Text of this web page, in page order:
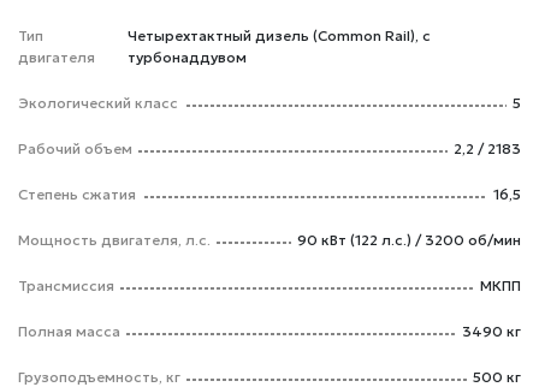
Тип
двигателя
Четырехтактный дизель (Common Rail), с
турбонаддувом
Экологический класс 5
Рабочий объем 2,2 / 2183
Степень сжатия 16,5
Мощность двигателя, л.с. 90 кВт (122 л.с.) / 3200 об/мин
Трансмиссия МКПП
Полная масса 3490 кг
Грузоподъемность, кг 500 кг